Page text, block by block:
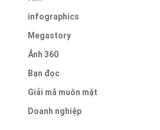
infographics
Megastory
Ảnh 360
Bạn đọc
Giải mã muôn mặt
Doanh nghiệp